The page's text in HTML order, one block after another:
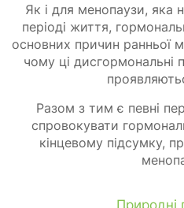
Як і для менопаузи, яка
періоді життя,
основних причин ранньої
чому ці дисгормональні
Разом з тим є певні
спровокувати
кінцевому підсумку,
Природні